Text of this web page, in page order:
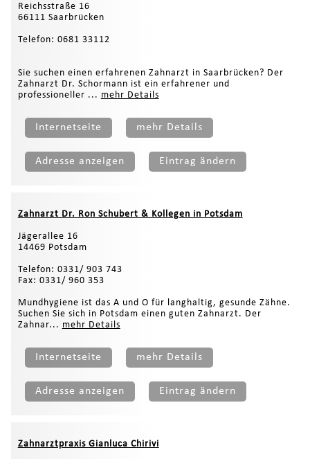
Reichsstraße 16
66111 Saarbrücken
Telefon: 0681 33112
Sie suchen einen erfahrenen Zahnarzt in Saarbrücken? Der
Zahnarzt Dr. Schormann ist ein erfahrener und
professioneller ... mehr Details
Internetseite mehr Details
Adresse anzeigen Eintrag ändern
Zahnarzt Dr. Ron Schubert & Kollegen in Potsdam
Jägerallee 16
14469 Potsdam
Telefon: 0331/ 903 743
Fax: 0331/ 960 353
Mundhygiene ist das A und O für langhaltig, gesunde Zähne.
Suchen Sie sich in Potsdam einen guten Zahnarzt. Der
Zahnar... mehr Details
Internetseite mehr Details
Adresse anzeigen Eintrag ändern
Zahnarztpraxis Gianluca Chirivi